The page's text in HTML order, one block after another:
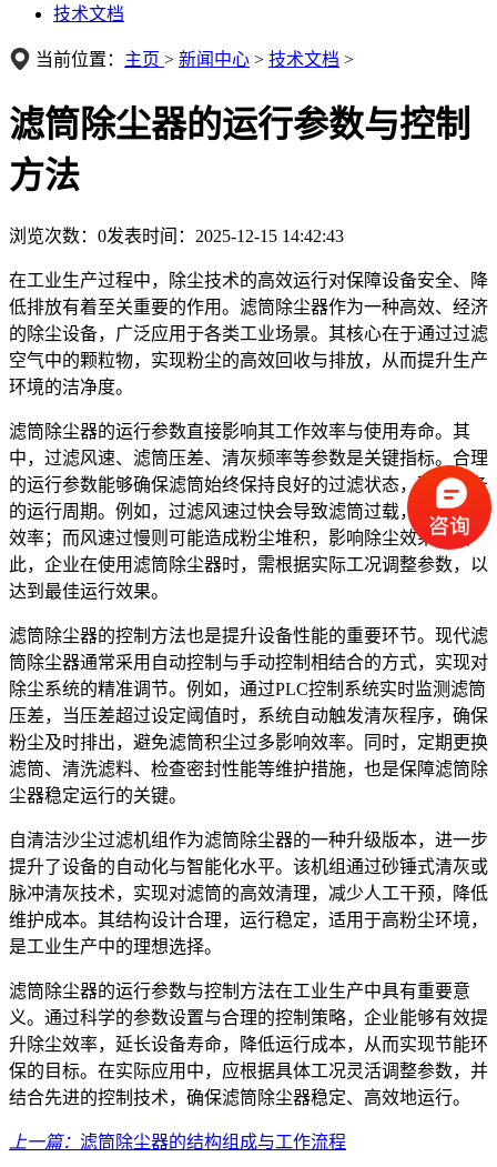
技术文档
当前位置： 主页 > 新闻中心 > 技术文档 >
滤筒除尘器的运行参数与控制
方法
浏览次数： 0发表时间：2025-12-15 14:42:43
在工业生产过程中，除尘技术的高效运行对保障设备安全、降
低排放有着至关重要的作用。滤筒除尘器作为一种高效、经济
的除尘设备，广泛应用于各类工业场景。其核心在于通过过滤
空气中的颗粒物，实现粉尘的高效回收与排放，从而提升生产
环境的洁净度。
滤筒除尘器的运行参数直接影响其工作效率与使用寿命。其
中，过滤风速、滤筒压差、清灰频率等参数是关键指标。合理
的运行参数能够确保滤筒始终保持良好的过滤状态，延长设备
的运行周期。例如，过滤风速过快会导致滤筒过载，降低除尘
效率；而风速过慢则可能造成粉尘堆积，影响除尘效果。因
此，企业在使用滤筒除尘器时，需根据实际工况调整参数，以
达到最佳运行效果。
滤筒除尘器的控制方法也是提升设备性能的重要环节。现代滤
筒除尘器通常采用自动控制与手动控制相结合的方式，实现对
除尘系统的精准调节。例如，通过PLC控制系统实时监测滤筒
压差，当压差超过设定阈值时，系统自动触发清灰程序，确保
粉尘及时排出，避免滤筒积尘过多影响效率。同时，定期更换
滤筒、清洗滤料、检查密封性能等维护措施，也是保障滤筒除
尘器稳定运行的关键。
自清洁沙尘过滤机组作为滤筒除尘器的一种升级版本，进一步
提升了设备的自动化与智能化水平。该机组通过砂锤式清灰或
脉冲清灰技术，实现对滤筒的高效清理，减少人工干预，降低
维护成本。其结构设计合理，运行稳定，适用于高粉尘环境，
是工业生产中的理想选择。
滤筒除尘器的运行参数与控制方法在工业生产中具有重要意
义。通过科学的参数设置与合理的控制策略，企业能够有效提
升除尘效率，延长设备寿命，降低运行成本，从而实现节能环
保的目标。在实际应用中，应根据具体工况灵活调整参数，并
结合先进的控制技术，确保滤筒除尘器稳定、高效地运行。
上一篇： 滤筒除尘器的结构组成与工作流程